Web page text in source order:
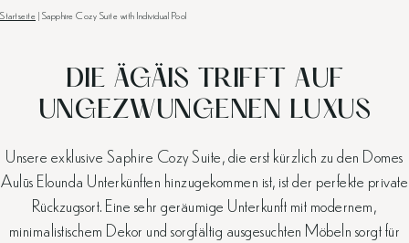
Startseite | Sapphire Cozy Suite with Individual Pool
DIE ÄGÄIS TRIFFT AUF
UNGEZWUNGENEN LUXUS
Unsere exklusive Saphire Cozy Suite, die erst kürzlich zu den Domes
Aulūs Elounda Unterkünften hinzugekommen ist, ist der perfekte private
Rückzugsort. Eine sehr geräumige Unterkunft mit modernem,
minimalistischem Dekor und sorgfältig ausgesuchten Möbeln sorgt für